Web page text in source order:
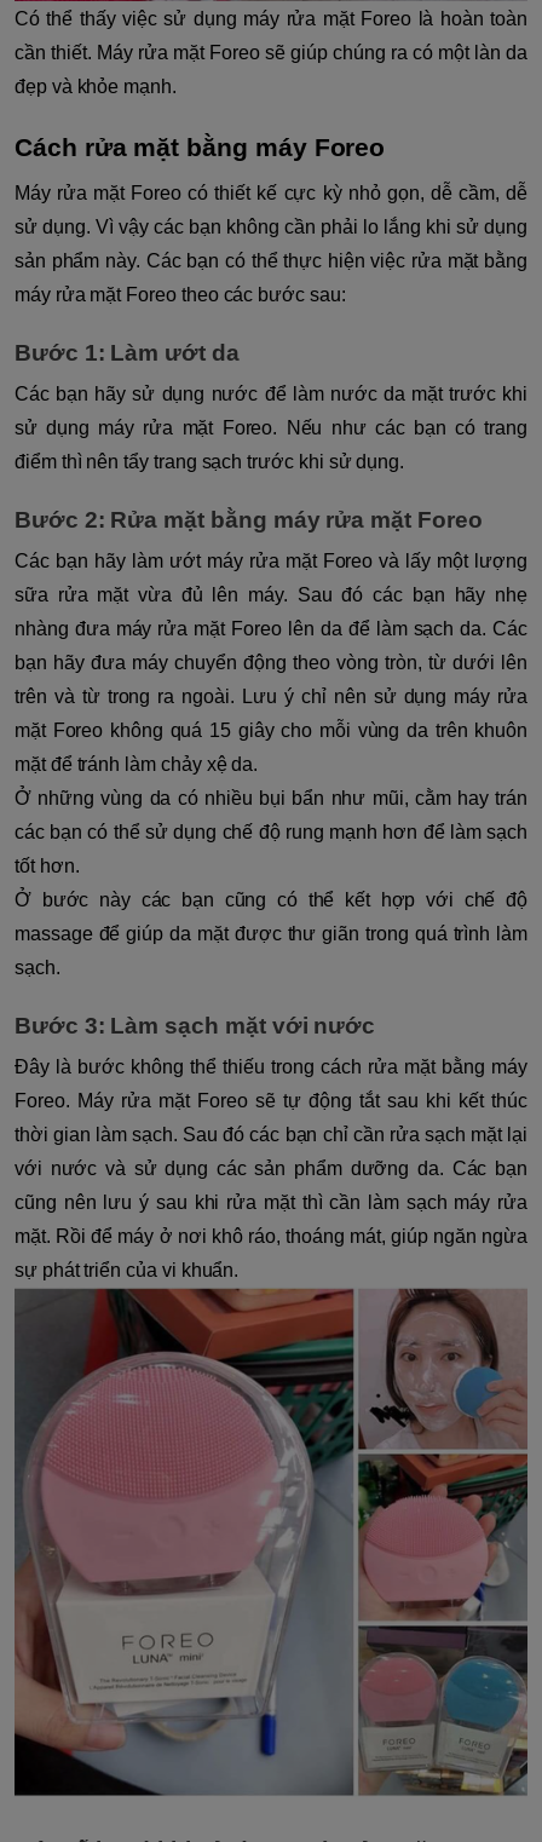
Có thể thấy việc sử dụng máy rửa mặt Foreo là hoàn toàn
cần thiết. Máy rửa mặt Foreo sẽ giúp chúng ra có một làn da
đẹp và khỏe mạnh.
Cách rửa mặt bằng máy Foreo
Máy rửa mặt Foreo có thiết kế cực kỳ nhỏ gọn, dễ cầm, dễ
sử dụng. Vì vậy các bạn không cần phải lo lắng khi sử dụng
sản phẩm này. Các bạn có thể thực hiện việc rửa mặt bằng
máy rửa mặt Foreo theo các bước sau:
Bước 1: Làm ướt da
Các bạn hãy sử dụng nước để làm nước da mặt trước khi
sử dụng máy rửa mặt Foreo. Nếu như các bạn có trang
điểm thì nên tẩy trang sạch trước khi sử dụng.
Bước 2: Rửa mặt bằng máy rửa mặt Foreo
Các bạn hãy làm ướt máy rửa mặt Foreo và lấy một lượng
sữa rửa mặt vừa đủ lên máy. Sau đó các bạn hãy nhẹ
nhàng đưa máy rửa mặt Foreo lên da để làm sạch da. Các
bạn hãy đưa máy chuyển động theo vòng tròn, từ dưới lên
trên và từ trong ra ngoài. Lưu ý chỉ nên sử dụng máy rửa
mặt Foreo không quá 15 giây cho mỗi vùng da trên khuôn
mặt để tránh làm chảy xệ da.
Ở những vùng da có nhiều bụi bẩn như mũi, cằm hay trán
các bạn có thể sử dụng chế độ rung mạnh hơn để làm sạch
tốt hơn.
Ở bước này các bạn cũng có thể kết hợp với chế độ
massage để giúp da mặt được thư giãn trong quá trình làm
sạch.
Bước 3: Làm sạch mặt với nước
Đây là bước không thể thiếu trong cách rửa mặt bằng máy
Foreo. Máy rửa mặt Foreo sẽ tự động tắt sau khi kết thúc
thời gian làm sạch. Sau đó các bạn chỉ cần rửa sạch mặt lại
với nước và sử dụng các sản phẩm dưỡng da. Các bạn
cũng nên lưu ý sau khi rửa mặt thì cần làm sạch máy rửa
mặt. Rồi để máy ở nơi khô ráo, thoáng mát, giúp ngăn ngừa
sự phát triển của vi khuẩn.